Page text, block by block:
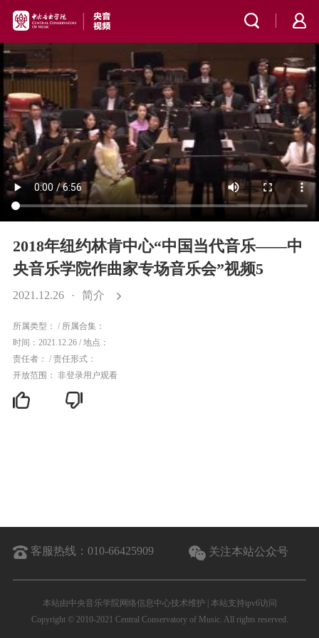
2018年纽约林肯中心“中国当代音乐——中
央音乐学院作曲家专场音乐会”视频5
2021.12.26 · 简介
所属类型： /所属合集：
时间：2021.12.26 /地点：
责任者： /责任形式：
开放范围： 非登录用户观看
客服热线：010-66425909 关注本站公众号
本站由中央音乐学院网络信息中心技术维护 | 本站支持ipv6访问
Copyright © 2010-2021 Central Conservatory of Music. All rights reserved.